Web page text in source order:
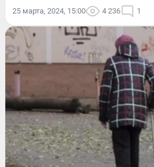
25 марта, 2024, 15:00 4 236 1